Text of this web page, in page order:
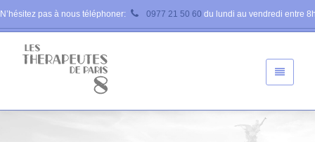
N’hésitez pas à nous téléphoner: 0977 21 50 60 du lundi au vendredi entre